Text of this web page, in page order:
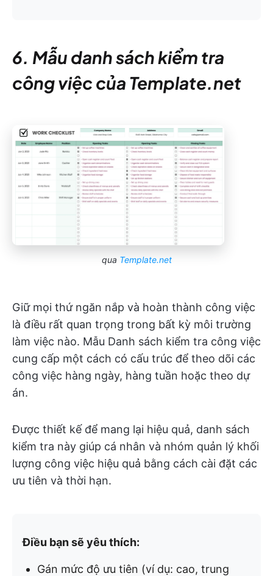
6. Mẫu danh sách kiểm tra
công việc của Template.net
qua Template.net
Giữ mọi thứ ngăn nắp và hoàn thành công việc
là điều rất quan trọng trong bất kỳ môi trường
làm việc nào. Mẫu Danh sách kiểm tra công việc
cung cấp một cách có cấu trúc để theo dõi các
công việc hàng ngày, hàng tuần hoặc theo dự
án.
Được thiết kế để mang lại hiệu quả, danh sách
kiểm tra này giúp cá nhân và nhóm quản lý khối
lượng công việc hiệu quả bằng cách cài đặt các
ưu tiên và thời hạn.
Điều bạn sẽ yêu thích:
Gán mức độ ưu tiên (ví dụ: cao, trung